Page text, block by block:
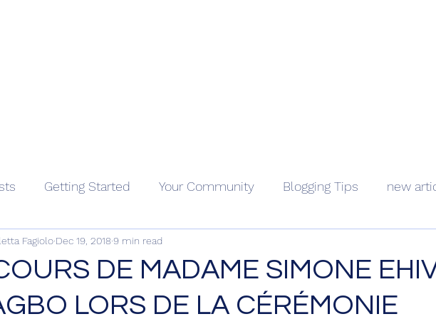
Getting Started Your Community Blogging Tips new
DE MADAME SIMONE
LORS DE LA CÉRÉMONIE
Fagiolo Dec 19, 20189 min read